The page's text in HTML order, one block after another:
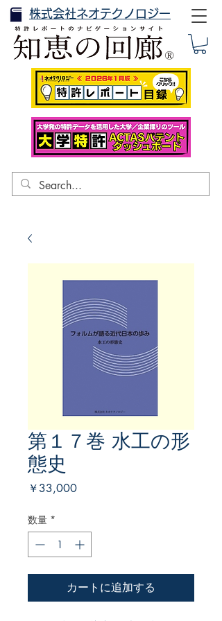
株式会社ネオテクノロジー
第１７巻 水工の形
態史
￥33,000価
数量 *
カートに追加する